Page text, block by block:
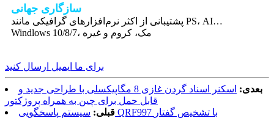
سازگاری جهانی
پشتیبانی از اکثر نرم‌افزارهای گرافیکی مانند PS، AI…
Windlows 10/8/7، مک، کروم و غیره
برای ما ایمیل ارسال کنید
بعدی:
اسکنر اسناد گردن غازی 8 مگاپیکسلی با طراحی جدید و
قابل حمل برای چین به همراه پروژکتور
قبلی:
سیستم پاسخگویی QRF997 با تشخیص گفتار